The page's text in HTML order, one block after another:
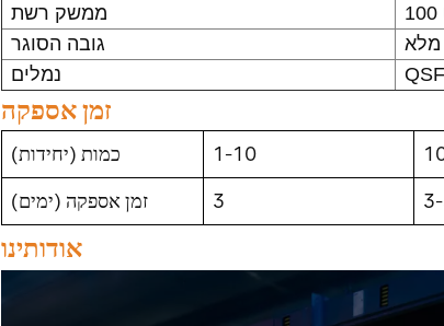
ממשק רשת
גובה הסוגר
מלא
נמלים
זמן אספקה
כמות (יחידות) 1-10
זמן אספקה ​​(ימים)
3
אודותינו